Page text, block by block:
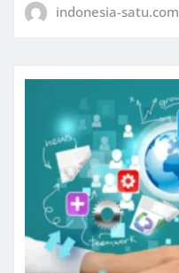
indonesia-satu.com